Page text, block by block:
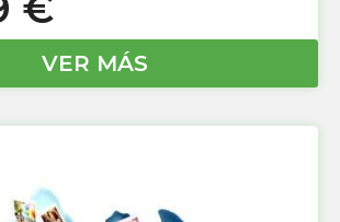
VER MÁS